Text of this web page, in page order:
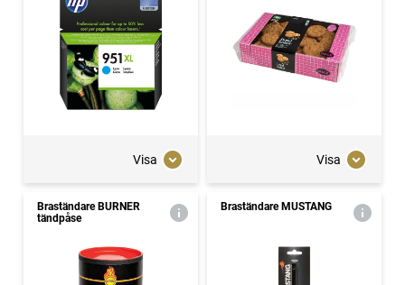
Visa Visa
Braständare BURNER
tändpåse
Braständare MUSTANG